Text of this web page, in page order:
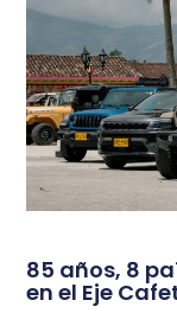
85 años, 8
en el Eje